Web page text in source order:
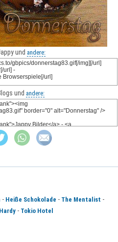
und andere:
und andere:
- Heiße Schokolade - The Mentalist -
- Tokio Hotel